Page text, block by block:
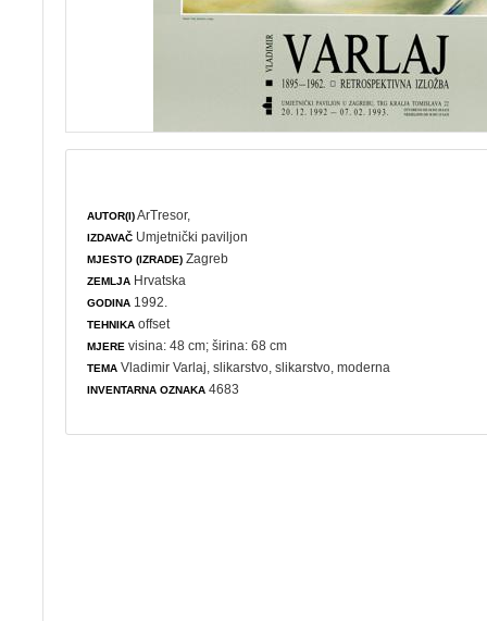
AUTOR(I)ArTresor,
IZDAVAČ Umjetnički paviljon
MJESTO (IZRADE) Zagreb
ZEMLJA Hrvatska
GODINA 1992.
TEHNIKA offset
MJERE visina: 48 cm; širina: 68 cm
TEMA Vladimir Varlaj,slikarstvo ,slikarstvo ,moderna
INVENTARNA OZNAKA 4683